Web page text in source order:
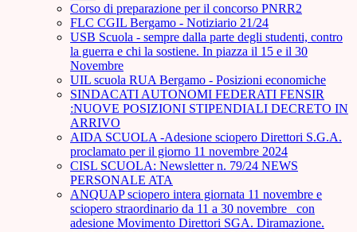
Corso di preparazione per il concorso PNRR2
FLC CGIL Bergamo - Notiziario 21/24
USB Scuola - sempre dalla parte degli studenti, contro
la guerra e chi la sostiene. In piazza il 15 e il 30
Novembre
UIL scuola RUA Bergamo - Posizioni economiche
SINDACATI AUTONOMI FEDERATI FENSIR
:NUOVE POSIZIONI STIPENDIALI DECRETO IN
ARRIVO
AIDA SCUOLA -Adesione sciopero Direttori S.G.A.
proclamato per il giorno 11 novembre 2024
CISL SCUOLA: Newsletter n. 79/24 NEWS
PERSONALE ATA
ANQUAP sciopero intera giornata 11 novembre e
sciopero straordinario da 11 a 30 novembre_ con
adesione Movimento Direttori SGA. Diramazione.